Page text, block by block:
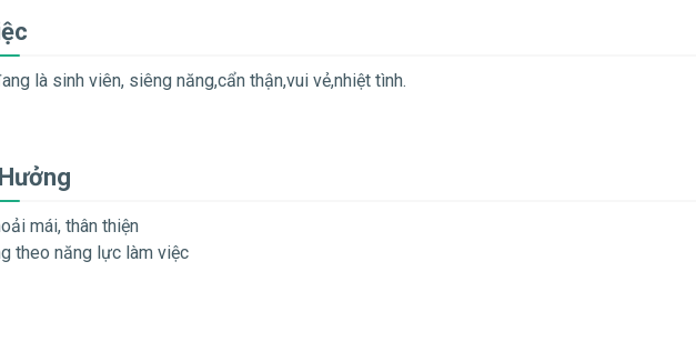
là sinh viên, siêng năng,cẩn thận,vui vẻ,nhiệt tình.
mái, thân thiện
theo năng lực làm việc